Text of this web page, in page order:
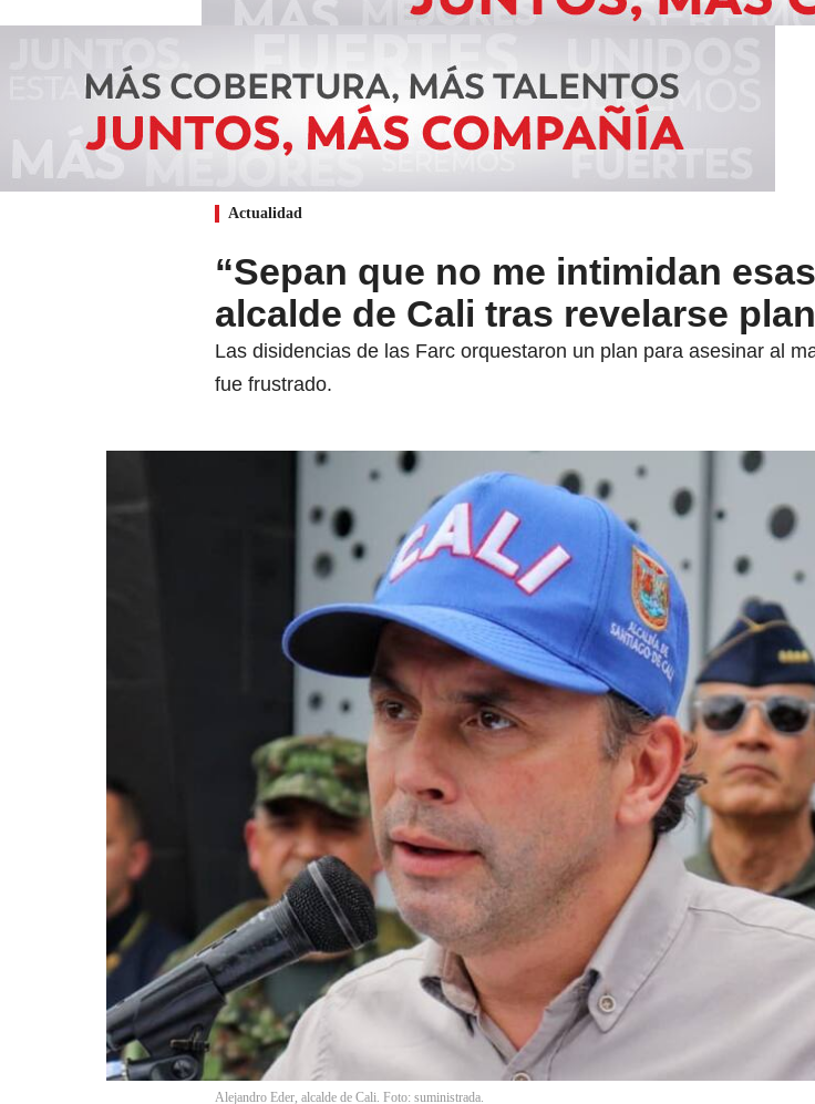
Actualidad
“Sepan que no me intimidan
alcalde de Cali tras revelarse
Las disidencias de las Farc orquestaron un plan para asesinar al
fue frustrado.
Alejandro Eder, alcalde de Cali. Foto: suministrada.